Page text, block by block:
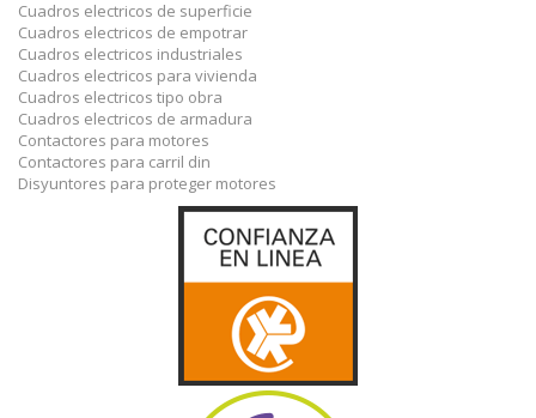
Cuadros electricos de superficie
Cuadros electricos de empotrar
Cuadros electricos industriales
Cuadros electricos para vivienda
Cuadros electricos tipo obra
Cuadros electricos de armadura
Contactores para motores
Contactores para carril din
Disyuntores para proteger motores